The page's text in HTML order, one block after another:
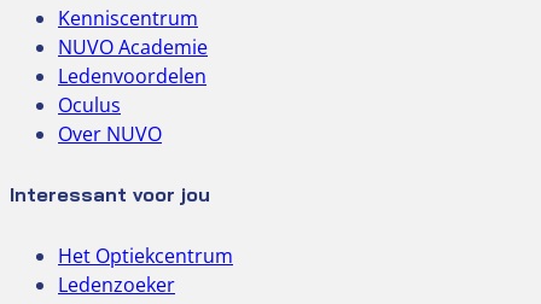
Kenniscentrum
NUVO Academie
Ledenvoordelen
Oculus
Over NUVO
Interessant voor jou
Het Optiekcentrum
Ledenzoeker